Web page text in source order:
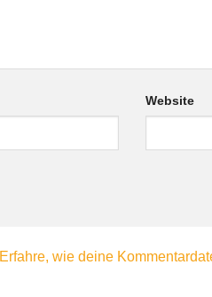
Website
Erfahre, wie deine